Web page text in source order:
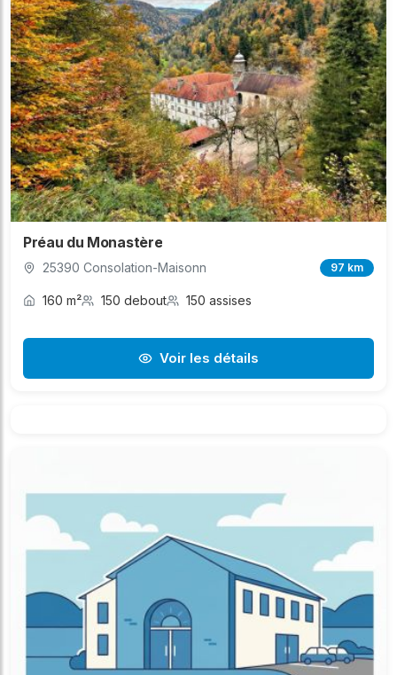
Préau du Monastère
25390 Consolation-Maisonn 97 km
160 m² 150 debout 150 assises
Voir les détails